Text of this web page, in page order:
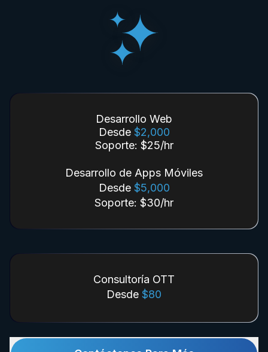
Desarrollo Web
Desde $2,000
Soporte: $25/hr
Desarrollo de Apps Móviles
Desde $5,000
Soporte: $30/hr
Consultoría OTT
Desde $80